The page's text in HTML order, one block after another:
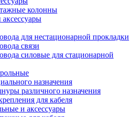
колонны
для нестационарной прокладки
связи
силовые для стационарной
назначения
различного назначения
для кабеля
и аксессуары